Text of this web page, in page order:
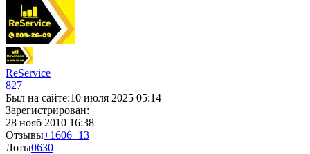
ReService
827
Был на сайте:10 июля 2025 05:14
Зарегистрирован:
28 нояб 2010 16:38
Отзывы+1606−13
Лоты0630